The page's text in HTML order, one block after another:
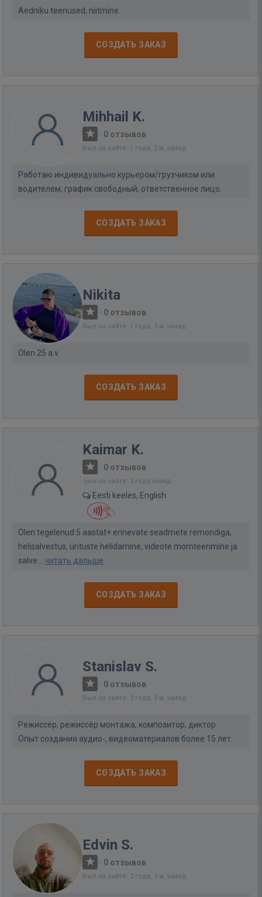
Aedniku teenused, niitmine.
СОЗДАТЬ ЗАКАЗ
Mihhail K.
· 0 отзывов
Был на сайте: 1 года, 2 м. назад
Работаю индивидуально курьером/грузчиком или
водителем, график свободный, ответственное лицо.
СОЗДАТЬ ЗАКАЗ
Nikita
· 0 отзывов
Был на сайте: 1 года, 3 м. назад
Olen 25 a.v
СОЗДАТЬ ЗАКАЗ
Kaimar K.
· 0 отзывов
Был на сайте: 2 года назад
Eesti keeles, English
Olen tegelenud 5 aastat+ erinevate seadmete remondiga,
helisalvestus, ürituste helidamine, videote momteerimine ja
salve... читать дальше
СОЗДАТЬ ЗАКАЗ
Stanislav S.
· 0 отзывов
Был на сайте: 2 года, 2 м. назад
Режиссёр, режиссёр монтажа, композитор, диктор.
Опыт создания аудио-, видеоматериалов более 15 лет.
СОЗДАТЬ ЗАКАЗ
Edvin S.
· 0 отзывов
Был на сайте: 2 года, 3 м. назад